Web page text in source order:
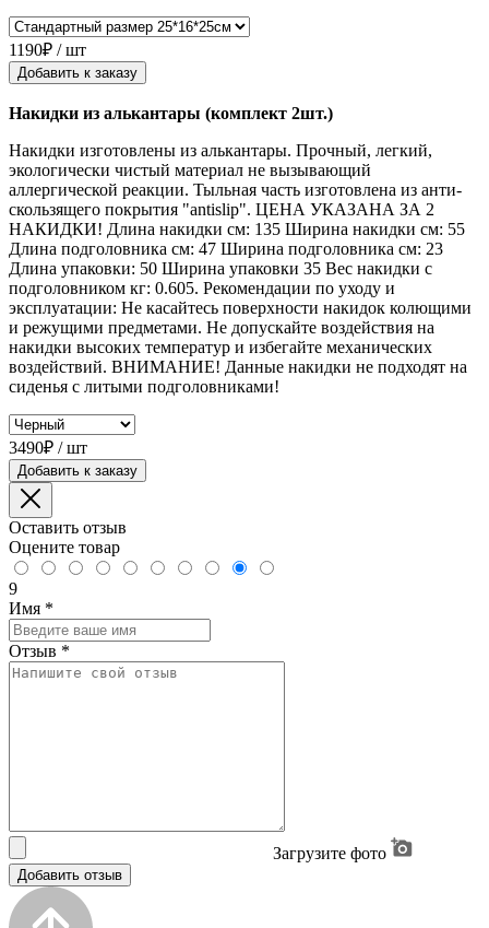
1190₽ / шт
Добавить к заказу
Накидки из алькантары (комплект 2шт.)
Накидки изготовлены из алькантары. Прочный, легкий,
экологически чистый материал не вызывающий
аллергической реакции. Тыльная часть изготовлена из анти-
скользящего покрытия "antislip". ЦЕНА УКАЗАНА ЗА 2
НАКИДКИ! Длина накидки см: 135 Ширина накидки см: 55
Длина подголовника см: 47 Ширина подголовника см: 23
Длина упаковки: 50 Ширина упаковки 35 Вес накидки с
подголовником кг: 0.605. Рекомендации по уходу и
эксплуатации: Не касайтесь поверхности накидок колющими
и режущими предметами. Не допускайте воздействия на
накидки высоких температур и избегайте механических
воздействий. ВНИМАНИЕ! Данные накидки не подходят на
сиденья с литыми подголовниками!
3490₽ / шт
Добавить к заказу
Оставить отзыв
Оцените товар
9
Имя *
Отзыв *
Загрузите фото
Добавить отзыв